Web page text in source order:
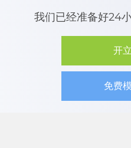
我们已经准备好24
开
免费